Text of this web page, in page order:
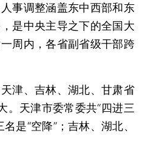
调整涵盖东中西部和东
是中央主导之下的全国大
周内，各省副省级干部跨
、吉林、湖北、甘肃省
。天津市委常委共“四进三
是“空降”；吉林、湖北、